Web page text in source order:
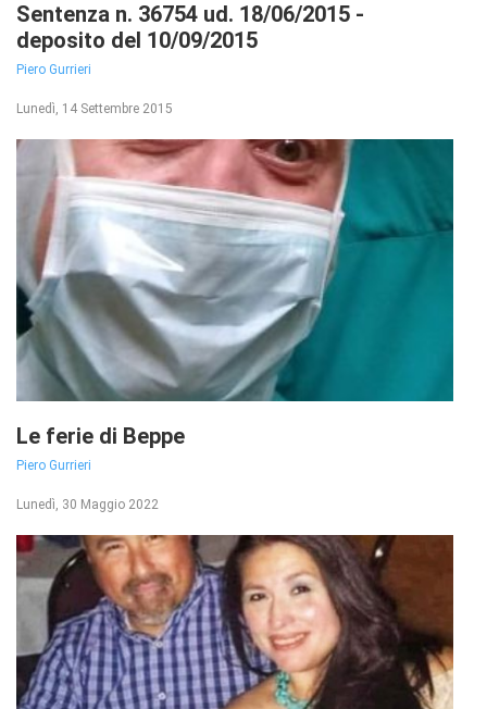
Sentenza n. 36754 ud. 18/06/2015 -
deposito del 10/09/2015
Piero Gurrieri
Lunedì, 14 Settembre 2015
Le ferie di Beppe
Piero Gurrieri
Lunedì, 30 Maggio 2022